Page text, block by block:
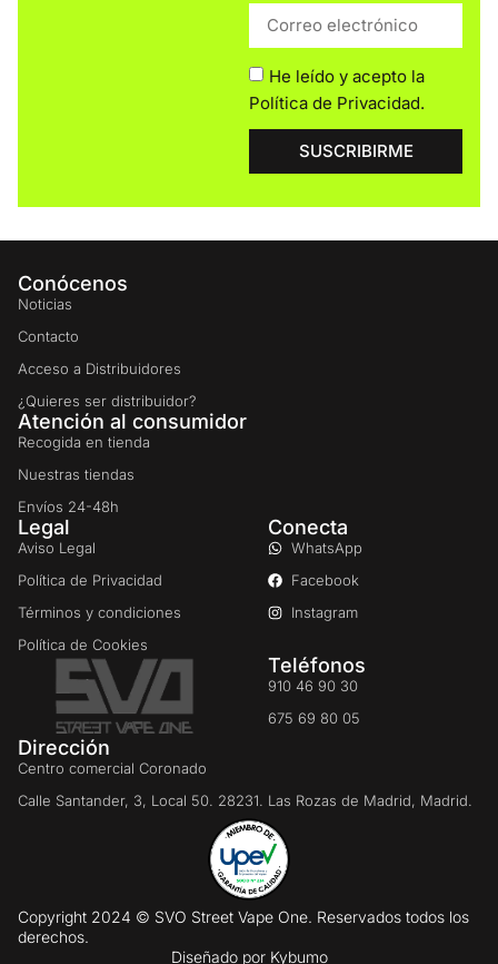
He leído y acepto la
Política de Privacidad.
SUSCRIBIRME
Conócenos
Noticias
Contacto
Acceso a Distribuidores
¿Quieres ser distribuidor?
Atención al consumidor
Recogida en tienda
Nuestras tiendas
Envíos 24-48h
Legal
Aviso Legal
Política de Privacidad
Términos y condiciones
Política de Cookies
Conecta
WhatsApp
Facebook
Instagram
Teléfonos
910 46 90 30
675 69 80 05
Dirección
Centro comercial Coronado
Calle Santander, 3, Local 50. 28231. Las Rozas de Madrid, Madrid.
Copyright 2024 © SVO Street Vape One. Reservados todos los
derechos.
Diseñado por Kybumo